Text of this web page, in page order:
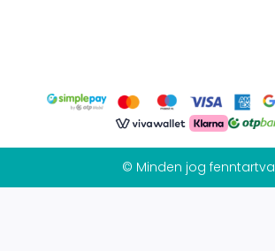
© Minden jog fenntartva